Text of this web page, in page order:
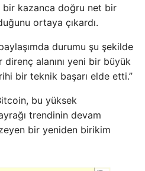
bir kazanca doğru net bir
ortaya çıkardı.
durumu şu şekilde
alanını yeni bir büyük
bir teknik başarı elde etti.”
bu yüksek
trendinin devam
bir yeniden birikim